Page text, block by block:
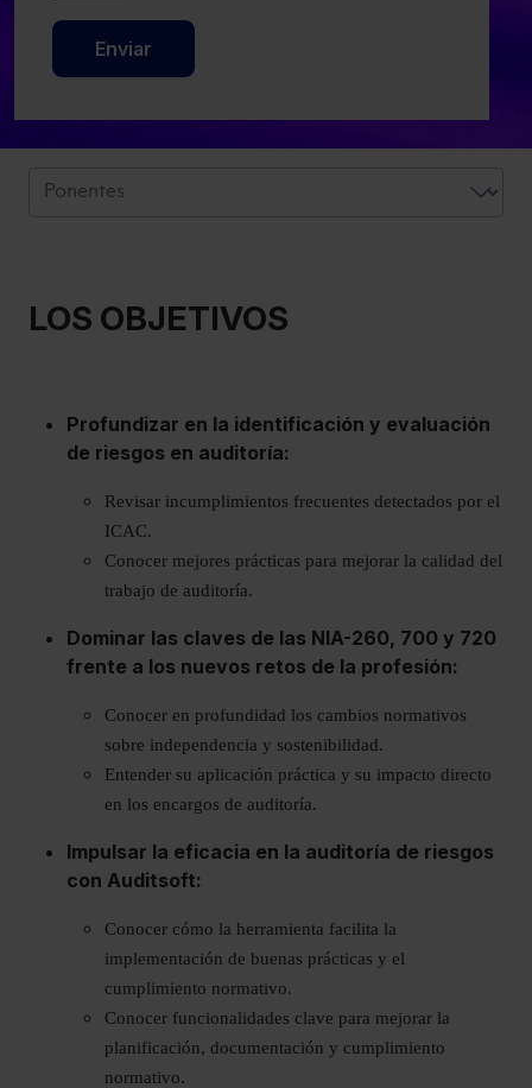
Enviar
LOS OBJETIVOS
Profundizar en la identificación y evaluación
de riesgos en auditoría:
Revisar incumplimientos frecuentes detectados por el
ICAC.
Conocer mejores prácticas para mejorar la calidad del
trabajo de auditoría.
Dominar las claves de las NIA-260, 700 y 720
frente a los nuevos retos de la profesión:
Conocer en profundidad los cambios normativos
sobre independencia y sostenibilidad.
Entender su aplicación práctica y su impacto directo
en los encargos de auditoría.
Impulsar la eficacia en la auditoría de riesgos
con Auditsoft:
Conocer cómo la herramienta facilita la
implementación de buenas prácticas y el
cumplimiento normativo.
Conocer funcionalidades clave para mejorar la
planificación, documentación y cumplimiento
normativo.